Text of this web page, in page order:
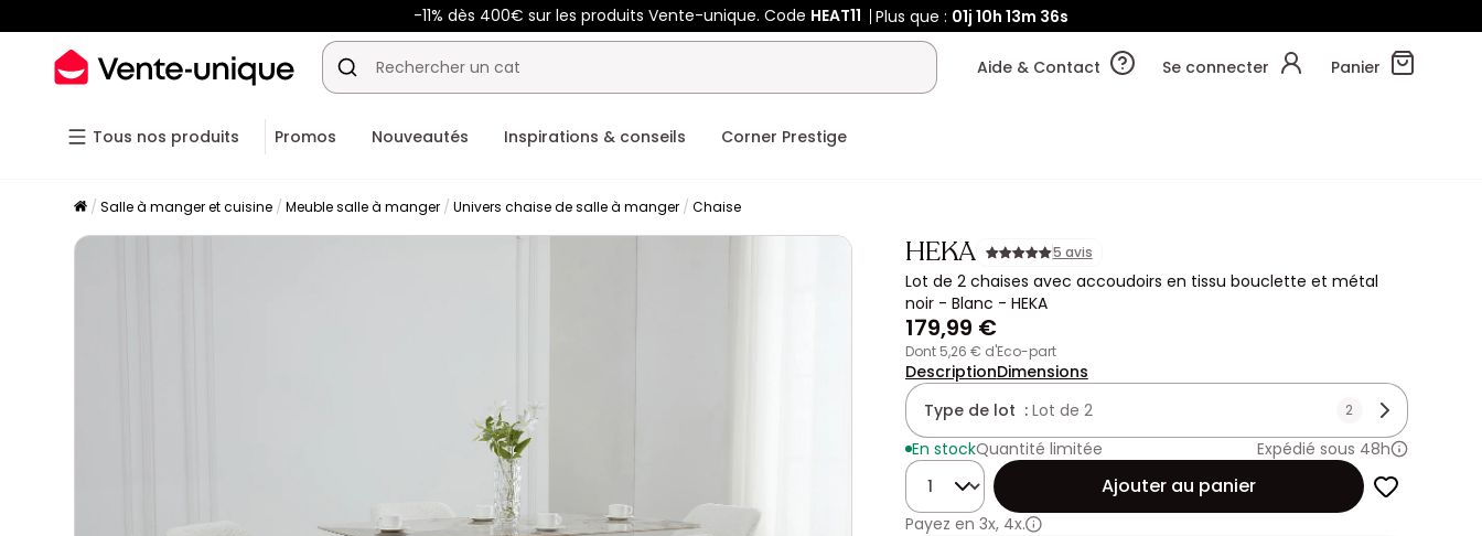
-11% dès 400€ sur les produits Vente-unique. Code HEAT11 Plus que : 01j 10h 13m 34s
Aide & Contact Se connecter Panier
Tous nos produits Promos Nouveautés Inspirations & conseils Corner Prestige
Salle à manger et cuisine Meuble salle à manger Univers chaise de salle à manger Chaise
HEKA 5 avis
Lot de 2 chaises avec accoudoirs en tissu bouclette et métal
noir - Blanc - HEKA
179,99 €
dont 5,26 € d'Eco-part
DescriptionDimensions
Type de lot : Lot de 2 2
En stockQuantité limitée
Expédié sous 48h
Quantité
Ajouter au panier
Payez en 3x, 4x.